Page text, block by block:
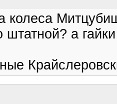
колеса
штатной? а